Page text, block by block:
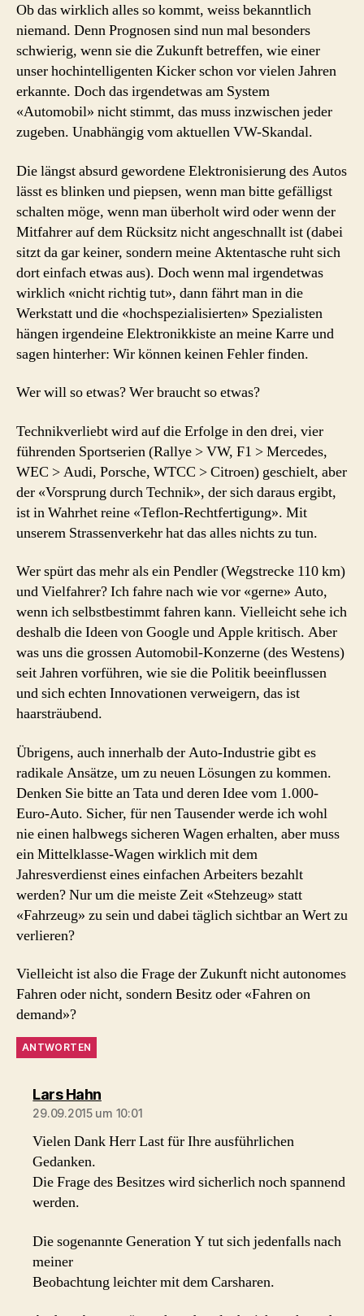
Ob das wirklich alles so kommt, weiss bekanntlich
niemand. Denn Prognosen sind nun mal besonders
schwierig, wenn sie die Zukunft betreffen, wie einer
unser hochintelligenten Kicker schon vor vielen Jahren
erkannte. Doch das irgendetwas am System
«Automobil» nicht stimmt, das muss inzwischen jeder
zugeben. Unabhängig vom aktuellen VW-Skandal.
Die längst absurd gewordene Elektronisierung des Autos
lässt es blinken und piepsen, wenn man bitte gefälligst
schalten möge, wenn man überholt wird oder wenn der
Mitfahrer auf dem Rücksitz nicht angeschnallt ist (dabei
sitzt da gar keiner, sondern meine Aktentasche ruht sich
dort einfach etwas aus). Doch wenn mal irgendetwas
wirklich «nicht richtig tut», dann fährt man in die
Werkstatt und die «hochspezialisierten» Spezialisten
hängen irgendeine Elektronikkiste an meine Karre und
sagen hinterher: Wir können keinen Fehler finden.
Wer will so etwas? Wer braucht so etwas?
Technikverliebt wird auf die Erfolge in den drei, vier
führenden Sportserien (Rallye > VW, F1 > Mercedes,
WEC > Audi, Porsche, WTCC > Citroen) geschielt, aber
der «Vorsprung durch Technik», der sich daraus ergibt,
ist in Wahrhet reine «Teflon-Rechtfertigung». Mit
unserem Strassenverkehr hat das alles nichts zu tun.
Wer spürt das mehr als ein Pendler (Wegstrecke 110 km)
und Vielfahrer? Ich fahre nach wie vor «gerne» Auto,
wenn ich selbstbestimmt fahren kann. Vielleicht sehe ich
deshalb die Ideen von Google und Apple kritisch. Aber
was uns die grossen Automobil-Konzerne (des Westens)
seit Jahren vorführen, wie sie die Politik beeinflussen
und sich echten Innovationen verweigern, das ist
haarsträubend.
Übrigens, auch innerhalb der Auto-Industrie gibt es
radikale Ansätze, um zu neuen Lösungen zu kommen.
Denken Sie bitte an Tata und deren Idee vom 1.000-
Euro-Auto. Sicher, für nen Tausender werde ich wohl
nie einen halbwegs sicheren Wagen erhalten, aber muss
ein Mittelklasse-Wagen wirklich mit dem
Jahresverdienst eines einfachen Arbeiters bezahlt
werden? Nur um die meiste Zeit «Stehzeug» statt
«Fahrzeug» zu sein und dabei täglich sichtbar an Wert zu
verlieren?
Vielleicht ist also die Frage der Zukunft nicht autonomes
Fahren oder nicht, sondern Besitz oder «Fahren on
demand»?
ANTWORTEN
Lars Hahnsagt:
29.09.2015 um 10:01
Vielen Dank Herr Last für Ihre ausführlichen
Gedanken.
Die Frage des Besitzes wird sicherlich noch spannend
werden.
Die sogenannte Generation Y tut sich jedenfalls nach
meiner
Beobachtung leichter mit dem Carsharen.